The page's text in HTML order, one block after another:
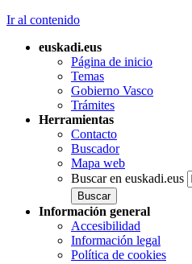
Ir al contenido
euskadi.eus
Página de inicio
Temas
Gobierno Vasco
Trámites
Herramientas
Contacto
Buscador
Mapa web
Buscar en euskadi.eus
Información general
Accesibilidad
Información legal
Política de cookies